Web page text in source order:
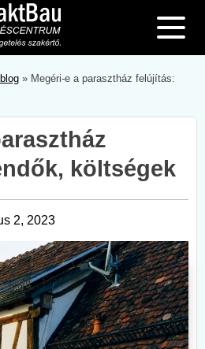
» Megéri-e a parasztház felújítás:
költségek
2, 2023